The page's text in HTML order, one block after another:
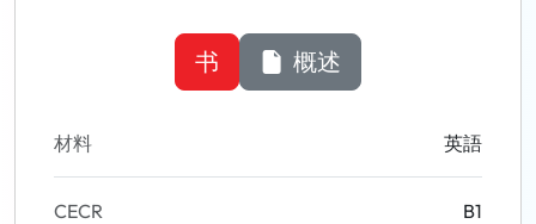
书 概述
材料 英語
CECR B1